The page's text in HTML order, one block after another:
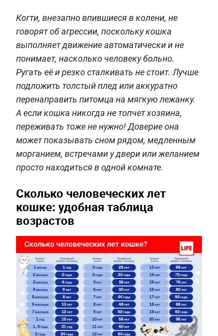
Когти, внезапно впившиеся в колени, не
говорят об агрессии, поскольку кошка
выполняет движение автоматически и не
понимает, насколько человеку больно.
Ругать её и резко сталкивать не стоит. Лучше
подложить толстый плед или аккуратно
перенаправить питомца на мягкую лежанку.
А если кошка никогда не топчет хозяина,
переживать тоже не нужно! Доверие она
может показывать сном рядом, медленным
морганием, встречами у двери или желанием
просто находиться в одной комнате.
Сколько человеческих лет
кошке: удобная таблица
возрастов